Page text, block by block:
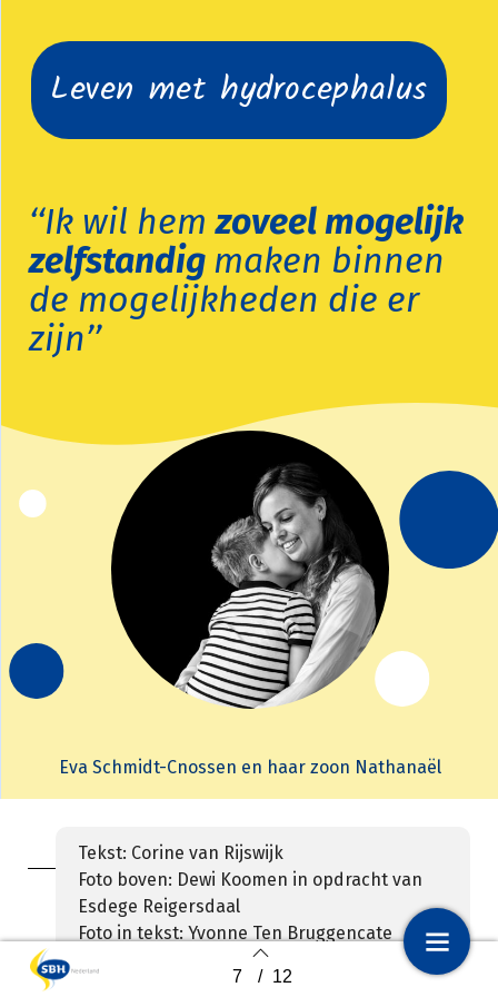
Voorpagina – 9e editie7 / 12
Leven met hydrocephalus
‘‘Ik wil hemzoveel mogelijk
zelfstandig maken binnen
de mogelijkheden die er
zijn’’
Eva Schmidt-Cnossen en haar zoon Nathanaël
Tekst: Corine van Rijswijk
Foto boven: Dewi Koomen in opdracht van
Esdege Reigersdaal
Foto in tekst: Yvonne Ten Bruggencate